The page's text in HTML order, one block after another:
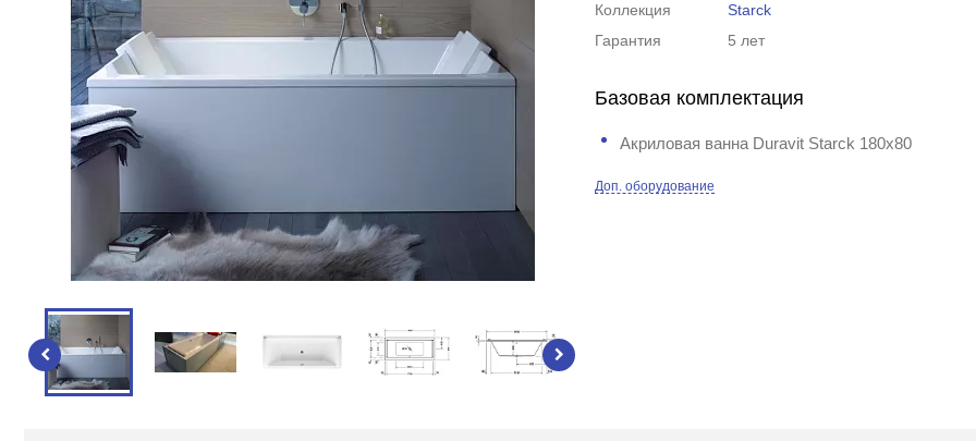
Коллекция
Starck
Гарантия
5 лет
Базовая комплектация
Акриловая ванна Duravit Starck 180x80
Доп. оборудование